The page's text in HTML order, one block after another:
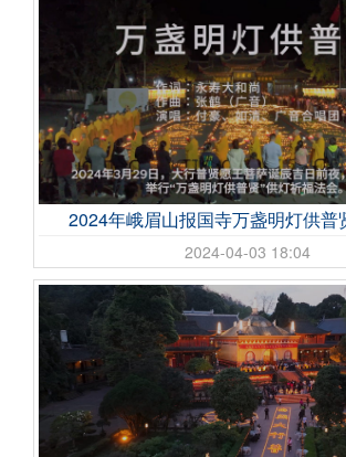
2024年峨眉山报国寺万盏明灯供普
2024-04-03 18:04